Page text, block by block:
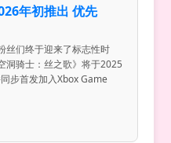
年初推出 优先
丝们终于迎来了标志性时
洞骑士：丝之歌》将于2025
步首发加入Xbox Game